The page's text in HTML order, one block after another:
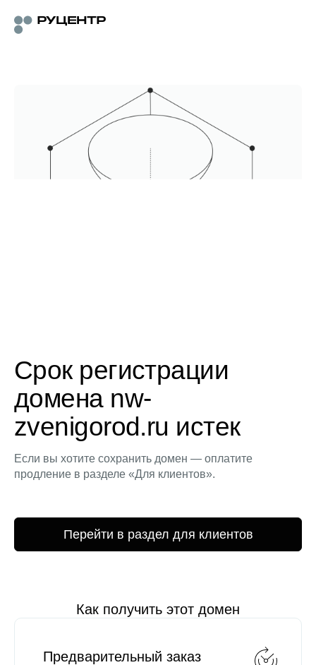
Срок регистрации
домена nw-
zvenigorod.ru истек
Если вы хотите сохранить домен — оплатите
продление в разделе «Для клиентов».
Перейти в раздел для клиентов
Как получить этот домен
Предварительный заказ